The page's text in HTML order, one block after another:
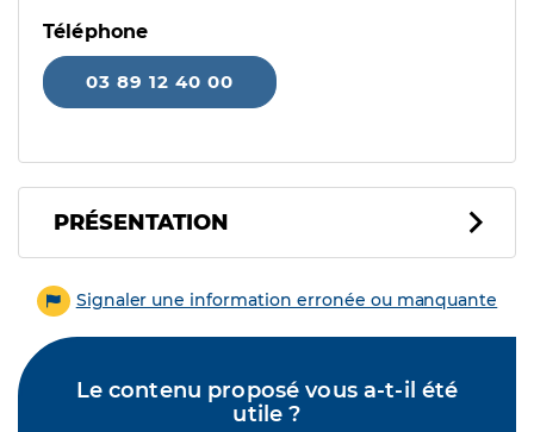
Téléphone
03 89 12 40 00
PRÉSENTATION
Signaler une information erronée ou manquante
Le contenu proposé vous a-t-il été
utile ?